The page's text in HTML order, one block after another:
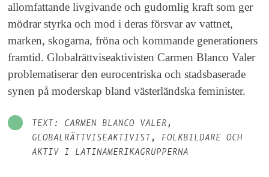
allomfattande livgivande och gudomlig kraft som ger
mödrar styrka och mod i deras försvar av vattnet,
marken, skogarna, fröna och kommande generationers
framtid. Globalrättviseaktivisten Carmen Blanco Valer
problematiserar den eurocentriska och stadsbaserade
synen på moderskap bland västerländska feminister.
TEXT: CARMEN BLANCO VALER,
GLOBALRÄTTVISEAKTIVIST, FOLKBILDARE OCH
AKTIV I LATINAMERIKAGRUPPERNA